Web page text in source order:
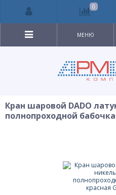
МЕНЮ
Кран шаровой DADO
полнопроходной
0